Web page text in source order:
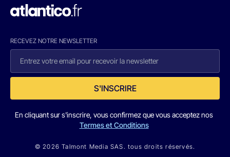
RECEVEZ NOTRE NEWSLETTER
S'INSCRIRE
En cliquant sur s'inscrire, vous confirmez que vous acceptez nos
Termes et Conditions
© 2026 Talmont Media SAS. tous droits réservés.